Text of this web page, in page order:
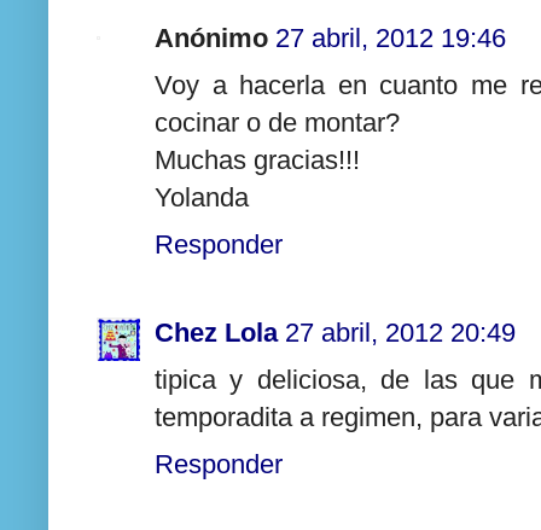
Anónimo 27 abril, 2012 19:46
Voy a hacerla en cuanto me
cocinar o de montar?
Muchas gracias!!!
Yolanda
Responder
Chez Lola 27 abril, 2012 20:49
tipica y deliciosa, de las que
temporadita a regimen, para
Responder